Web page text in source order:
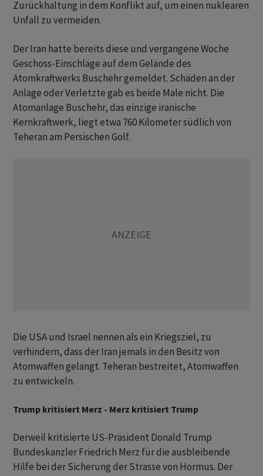
Zurückhaltung in dem Konflikt auf, um einen nuklearen
Unfall zu vermeiden.
Der Iran hatte bereits diese und vergangene Woche
Geschoss-Einschläge auf dem Gelände des
Atomkraftwerks Buschehr gemeldet. Schäden an der
Anlage oder Verletzte gab es beide Male nicht. Die
Atomanlage Buschehr, das einzige iranische
Kernkraftwerk, liegt etwa 760 Kilometer südlich von
Teheran am Persischen Golf.
Die USA und Israel nennen als ein Kriegsziel, zu
verhindern, dass der Iran jemals in den Besitz von
Atomwaffen gelangt. Teheran bestreitet, Atomwaffen
zu entwickeln.
Trump kritisiert Merz - Merz kritisiert Trump
Derweil kritisierte US-Präsident Donald Trump
Bundeskanzler Friedrich Merz für die ausbleibende
Hilfe bei der Sicherung der Strasse von Hormus. Der